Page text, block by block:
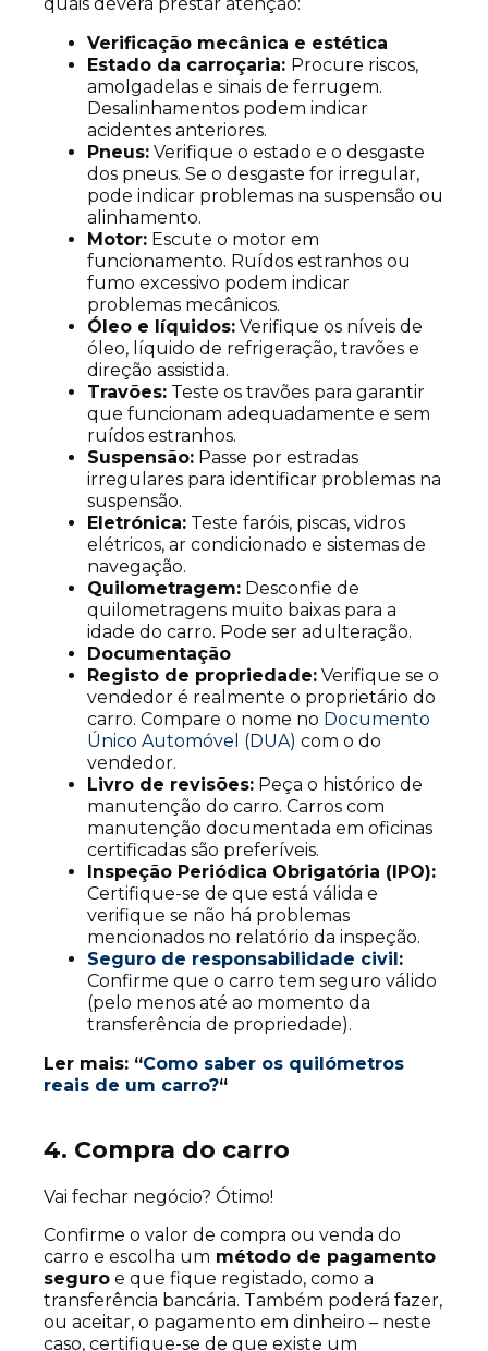
quais deverá prestar atenção:
Verificação mecânica e estética
Estado da carroçaria: Procure riscos,
amolgadelas e sinais de ferrugem.
Desalinhamentos podem indicar
acidentes anteriores.
Pneus: Verifique o estado e o desgaste
dos pneus. Se o desgaste for irregular,
pode indicar problemas na suspensão ou
alinhamento.
Motor: Escute o motor em
funcionamento. Ruídos estranhos ou
fumo excessivo podem indicar
problemas mecânicos.
Óleo e líquidos: Verifique os níveis de
óleo, líquido de refrigeração, travões e
direção assistida.
Travões: Teste os travões para garantir
que funcionam adequadamente e sem
ruídos estranhos.
Suspensão: Passe por estradas
irregulares para identificar problemas na
suspensão.
Eletrónica: Teste faróis, piscas, vidros
elétricos, ar condicionado e sistemas de
navegação.
Quilometragem: Desconfie de
quilometragens muito baixas para a
idade do carro. Pode ser adulteração.
Documentação
Registo de propriedade: Verifique se o
vendedor é realmente o proprietário do
carro. Compare o nome no Documento
Único Automóvel (DUA) com o do
vendedor.
Livro de revisões: Peça o histórico de
manutenção do carro. Carros com
manutenção documentada em oficinas
certificadas são preferíveis.
Inspeção Periódica Obrigatória (IPO):
Certifique-se de que está válida e
verifique se não há problemas
mencionados no relatório da inspeção.
Seguro de responsabilidade civil :
Confirme que o carro tem seguro válido
(pelo menos até ao momento da
transferência de propriedade).
Ler mais: “Como saber os quilómetros
reais de um carro?“
4. Compra do carro
Vai fechar negócio? Ótimo!
Confirme o valor de compra ou venda do
carro e escolha um método de pagamento
seguro e que fique registado, como a
transferência bancária. Também poderá fazer,
ou aceitar, o pagamento em dinheiro – neste
caso, certifique-se de que existe um